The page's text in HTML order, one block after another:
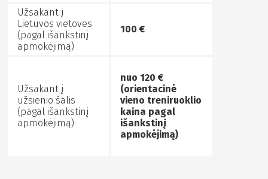
Užsakant į
Lietuvos vietoves
(pagal išankstinį
apmokėjimą)
100 €
Užsakant į
užsienio šalis
(pagal išankstinį
apmokėjimą)
nuo 120 €
(orientacinė
vieno treniruoklio
kaina pagal
išankstinį
apmokėjimą)